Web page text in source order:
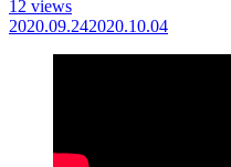
12 views
2020.09.242020.10.04